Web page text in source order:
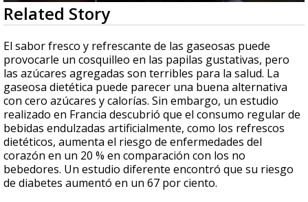
0
seconds
of
2
minutes,
22
seconds
Related Story
El sabor fresco y refrescante de las gaseosas puede
provocarle un cosquilleo en las papilas gustativas, pero
las azúcares agregadas son terribles para la salud. La
gaseosa dietética puede parecer una buena alternativa
con cero azúcares y calorías. Sin embargo, un estudio
realizado en Francia descubrió que el consumo regular de
bebidas endulzadas artificialmente, como los refrescos
dietéticos, aumenta el riesgo de enfermedades del
corazón en un 20 % en comparación con los no
bebedores. Un estudio diferente encontró que su riesgo
de diabetes aumentó en un 67 por ciento.